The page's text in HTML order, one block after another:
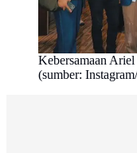
Kebersamaan
(sumber: